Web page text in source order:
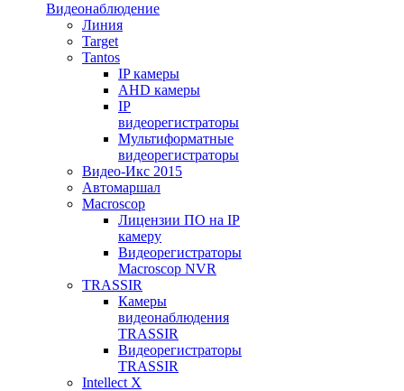
Видеонаблюдение
Линия
Target
Tantos
IP камеры
AHD камеры
IP
видеорегистраторы
Мультиформатные
видеорегистраторы
Видео-Икс 2015
Автомаршал
Macroscop
Лицензии ПО на IP
камеру
Видеорегистраторы
Macroscop NVR
TRASSIR
Камеры
видеонаблюдения
TRASSIR
Видеорегистраторы
TRASSIR
Intellect X